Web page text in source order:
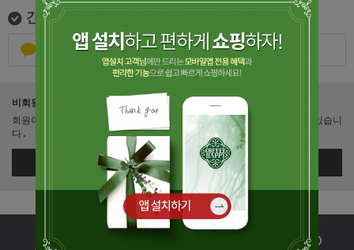
카카오톡으로 로그인
비회원이신가요?
회원이 되시면 빠른 신상품 정보와 다양한 할인 혜택을 받으실 수 있습니
다.
회원가입